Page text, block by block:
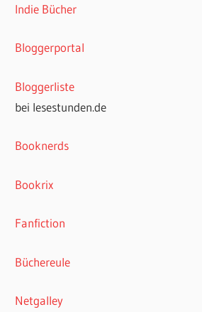
Indie Bücher
Bloggerportal
Bloggerliste
bei lesestunden.de
Booknerds
Bookrix
Fanfiction
Büchereule
Netgalley